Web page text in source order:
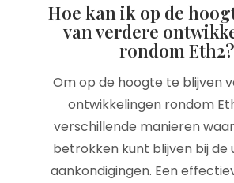
Hoe kan ik op de
van verdere
rondom Eth2?
Om op de hoogte te blijven
ontwikkelingen rondom
verschillende manieren
betrokken kunt blijven bij de
aankondigingen. Een